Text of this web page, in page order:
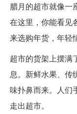
腊月的超市就像一
在这里，你能看见
来选购年货，年轻
超市的货架上摆满
息。新鲜水果、传
味扑鼻而来。人们
走出超市。